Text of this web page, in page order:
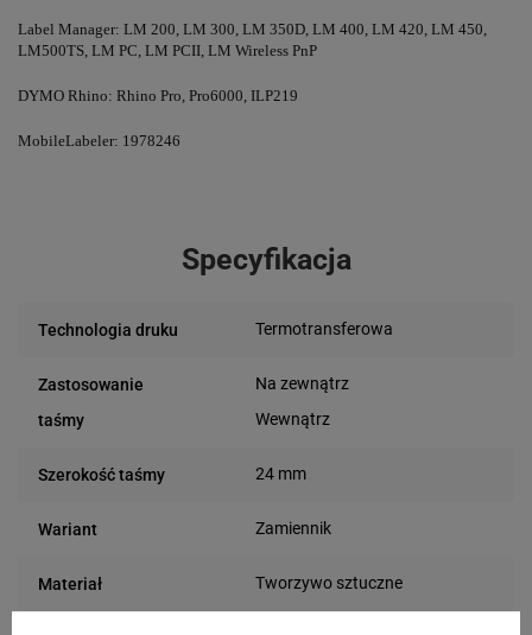
Label Manager: LM 200, LM 300, LM 350D, LM 400, LM 420, LM 450,
LM500TS, LM PC, LM PCII, LM Wireless PnP
DYMO Rhino: Rhino Pro, Pro6000, ILP219
MobileLabeler: 1978246
Specyfikacja
Technologia druku Termotransferowa
Zastosowanie
taśmy
Na zewnątrz
Wewnątrz
Szerokość taśmy 24 mm
Wariant Zamiennik
Materiał Tworzywo sztuczne